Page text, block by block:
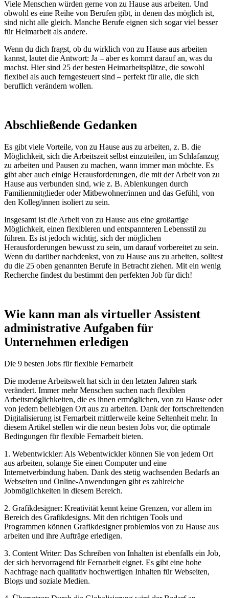
Viele Menschen würden gerne von zu Hause aus arbeiten. Und
obwohl es eine Reihe von Berufen gibt, in denen das möglich ist,
sind nicht alle gleich. Manche Berufe eignen sich sogar viel besser
für Heimarbeit als andere.
Wenn du dich fragst, ob du wirklich von zu Hause aus arbeiten
kannst, lautet die Antwort: Ja – aber es kommt darauf an, was du
machst. Hier sind 25 der besten Heimarbeitsplätze, die sowohl
flexibel als auch ferngesteuert sind – perfekt für alle, die sich
beruflich verändern wollen.
Abschließende Gedanken
Es gibt viele Vorteile, von zu Hause aus zu arbeiten, z. B. die
Möglichkeit, sich die Arbeitszeit selbst einzuteilen, im Schlafanzug
zu arbeiten und Pausen zu machen, wann immer man möchte. Es
gibt aber auch einige Herausforderungen, die mit der Arbeit von zu
Hause aus verbunden sind, wie z. B. Ablenkungen durch
Familienmitglieder oder Mitbewohner/innen und das Gefühl, von
den Kolleg/innen isoliert zu sein.
Insgesamt ist die Arbeit von zu Hause aus eine großartige
Möglichkeit, einen flexibleren und entspannteren Lebensstil zu
führen. Es ist jedoch wichtig, sich der möglichen
Herausforderungen bewusst zu sein, um darauf vorbereitet zu sein.
Wenn du darüber nachdenkst, von zu Hause aus zu arbeiten, solltest
du die 25 oben genannten Berufe in Betracht ziehen. Mit ein wenig
Recherche findest du bestimmt den perfekten Job für dich!
​Wie kann man als virtueller ⁣Assistent
administrative ⁣Aufgaben⁢ für
Unternehmen erledigen
Die 9 besten Jobs für flexible Fernarbeit
Die moderne Arbeitswelt hat sich in den letzten Jahren stark
verändert. ⁣Immer mehr Menschen suchen nach flexiblen
Arbeitsmöglichkeiten, die es ihnen ermöglichen, von zu Hause oder
von jedem beliebigen Ort aus zu ⁣arbeiten. Dank der fortschreitenden
Digitalisierung ist Fernarbeit mittlerweile keine Seltenheit mehr. In
diesem Artikel stellen wir die neun besten Jobs ‍vor, die optimale⁢
Bedingungen für flexible Fernarbeit bieten.
1. Webentwickler: Als Webentwickler können Sie von jedem Ort
aus arbeiten, solange Sie einen‍ Computer und eine
Internetverbindung haben. Dank des stetig wachsenden Bedarfs an
Webseiten und Online-Anwendungen gibt es zahlreiche
Jobmöglichkeiten in diesem Bereich.
2. Grafikdesigner: ​Kreativität kennt keine Grenzen, vor allem im
Bereich des Grafikdesigns. Mit den richtigen⁣ Tools und
Programmen können Grafikdesigner ⁤problemlos von zu Hause aus⁢
arbeiten und ihre Aufträge erledigen.
3. Content Writer: Das⁢ Schreiben ⁢von Inhalten ist ebenfalls ein Job,​
der sich hervorragend für Fernarbeit eignet. Es gibt eine hohe
Nachfrage nach qualitativ hochwertigen Inhalten für Webseiten,
Blogs und soziale Medien.